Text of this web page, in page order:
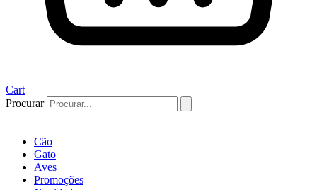
Cart
Procurar
Cão
Gato
Aves
Promoções